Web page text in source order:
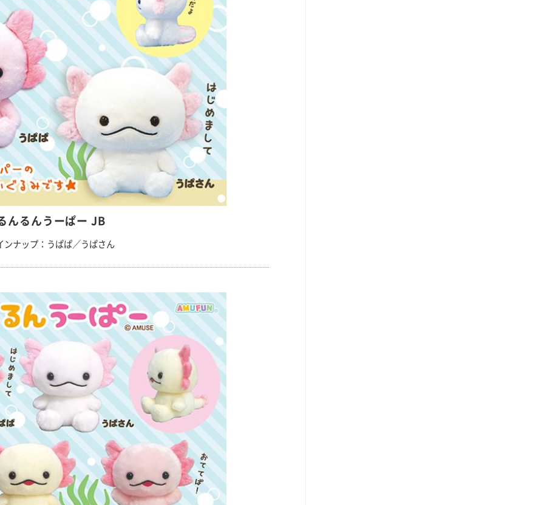
んるんうーぱー JB
ンナップ：うぱぱ／うぱさん